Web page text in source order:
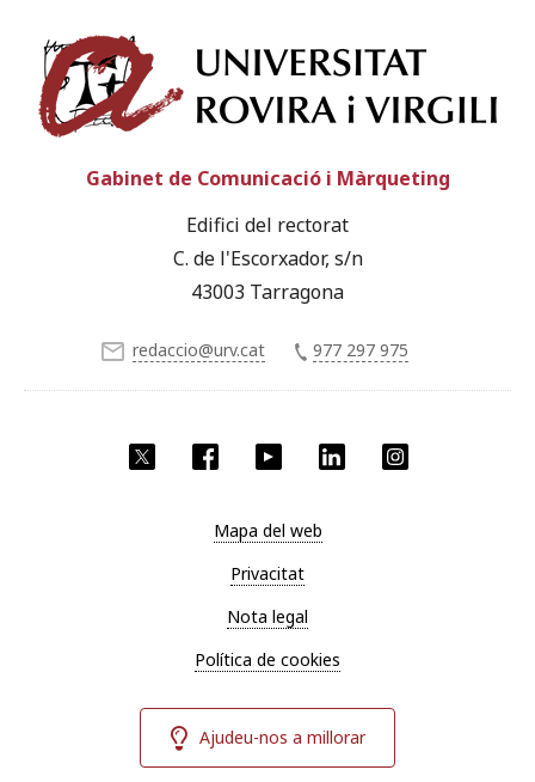
Facebook YouTube LinkedIn
Gabinet de Comunicació i Màrqueting
Edifici del rectorat
C. de l'Escorxador, s/n
43003 Tarragona
redaccio@urv.cat 977 297 975
Mapa del web
Privacitat
Nota legal
Política de cookies
Ajudeu-nos a millorar